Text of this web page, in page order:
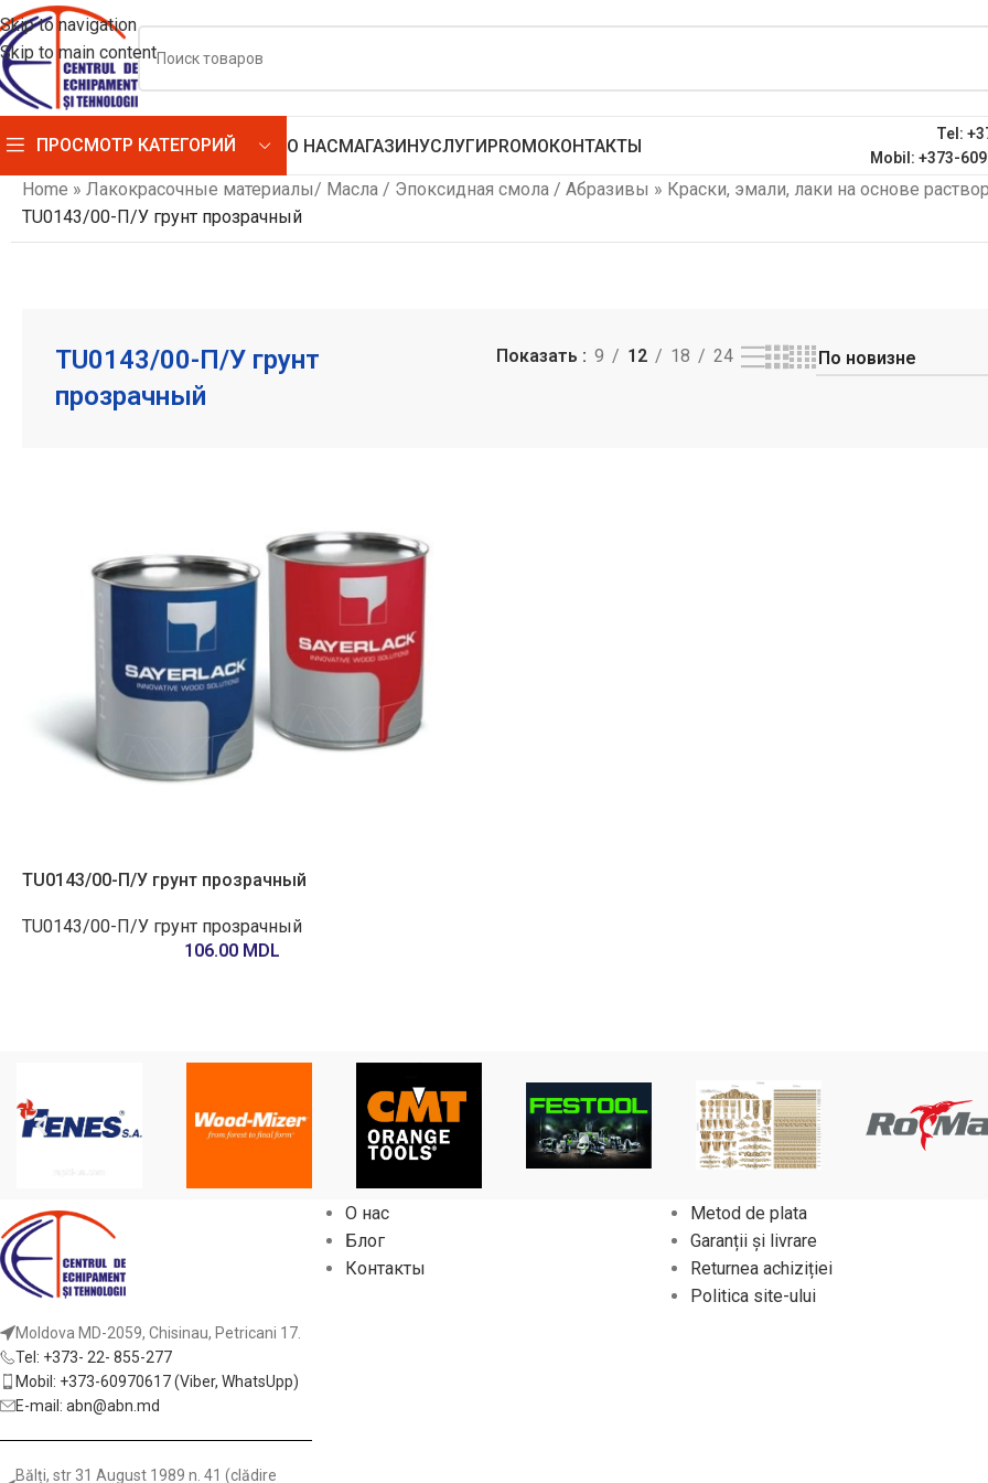
Skip to navigation
Skip to main content
ПРОСМОТР КАТЕГОРИЙ О НАСМАГАЗИНУСЛУГИPROMOКОНТАКТЫ
Tel:
Mobil: +373-
Home » Лакокрасочные материалы/ Масла / Эпоксидная смола / Абразивы » Краски, эмали, лаки на основе
TU0143/00-П/У грунт прозрачный
TU0143/00-П/У грунт
прозрачный
Показать 9 12 18 24
TU0143/00-П/У грунт прозрачный
TU0143/00-П/У грунт прозрачный
106.00 MDL
Moldova MD-2059, Chisinau, Petricani 17.
Tel: +373- 22- 855-277
Mobil: +373-60970617 (Viber, WhatsUpp)
E-mail: abn@abn.md
Bălți, str 31 August 1989 n. 41 (clădire
О нас
Блог
Контакты
Metod de plata
Garanții și livrare
Returnea achiziției
Politica site-ului